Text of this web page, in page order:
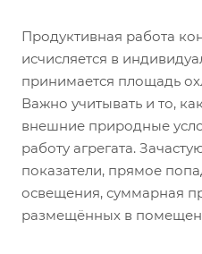
Продуктивная работа
исчисляется в
принимается площадь
Важно учитывать и то,
внешние природные
работу агрегата.
показатели, прямое
освещения, суммарная
размещённых в